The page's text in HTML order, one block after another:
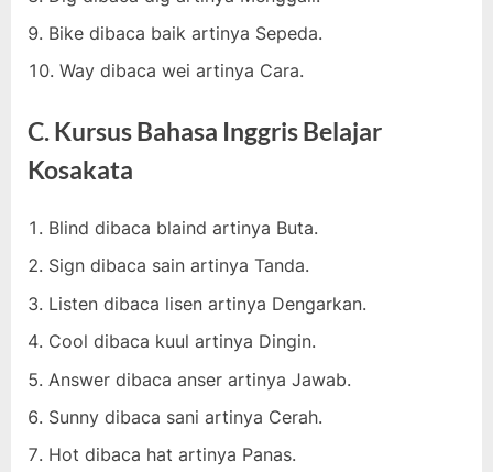
Bike dibaca baik artinya Sepeda.
Way dibaca wei artinya Cara.
C. Kursus Bahasa Inggris Belajar
Kosakata
Blind dibaca blaind artinya Buta.
Sign dibaca sain artinya Tanda.
Listen dibaca lisen artinya Dengarkan.
Cool dibaca kuul artinya Dingin.
Answer dibaca anser artinya Jawab.
Sunny dibaca sani artinya Cerah.
Hot dibaca hat artinya Panas.